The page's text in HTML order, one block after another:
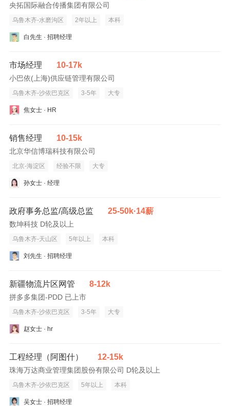
央拓国际融合传播集团有限公司
乌鲁木齐-水磨沟区 2年以上 本科
白先生 · 招聘经理
市场经理 10-17k
小巴依(上海)供应链管理有限公司
乌鲁木齐-沙依巴克区 3-5年 大专
焦女士 · HR
销售经理 10-15k
北京华信博瑞科技有限公司
北京-海淀区 经验不限 大专
孙女士 · 经理
政府事务总监/高级总监 25-50k·14薪
数坤科技 D轮及以上
乌鲁木齐-天山区 5年以上 本科
刘先生 · 招聘经理
新疆物流片区网管 8-12k
拼多多集团-PDD 已上市
乌鲁木齐-沙依巴克区 3-5年 大专
赵女士 · hr
工程经理（阿图什） 12-15k
珠海万达商业管理集团股份有限公司 D轮及以上
乌鲁木齐-沙依巴克区 5年以上 本科
吴女士 · 招聘经理